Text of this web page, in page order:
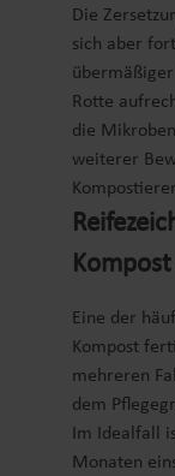
Die
sich aber
Rotte
die
weiterer
Eine der
Kompost
mehreren
dem
Im Idealfall
Monaten